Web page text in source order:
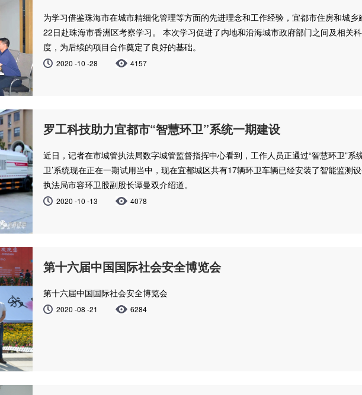
为学习借鉴珠海市在城市精细化管理等方面的先进理念和工作经验，宜都市住房和城
22日赴珠海市香洲区考察学习。 本次学习促进了内地和沿海城市政府部门之间及相关
度，为后续的项目合作奠定了良好的基础。
2020 -10 -28 4157
罗工科技助力宜都市“智慧环卫”系统一期建设
近日，记者在市城管执法局数字城管监督指挥中心看到，工作人员正通过“智慧环卫”系
卫’系统现在正在一期试用当中，现在宜都城区共有17辆环卫车辆已经安装了智能监测
执法局市容环卫股副股长谭曼双介绍道。
2020 -10 -13 4078
第十六届中国国际社会安全博览会
第十六届中国国际社会安全博览会
2020 -08 -21 6284